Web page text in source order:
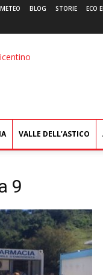
METEO BLOG STORIE ECO
VALLE DELL’ASTICO
9